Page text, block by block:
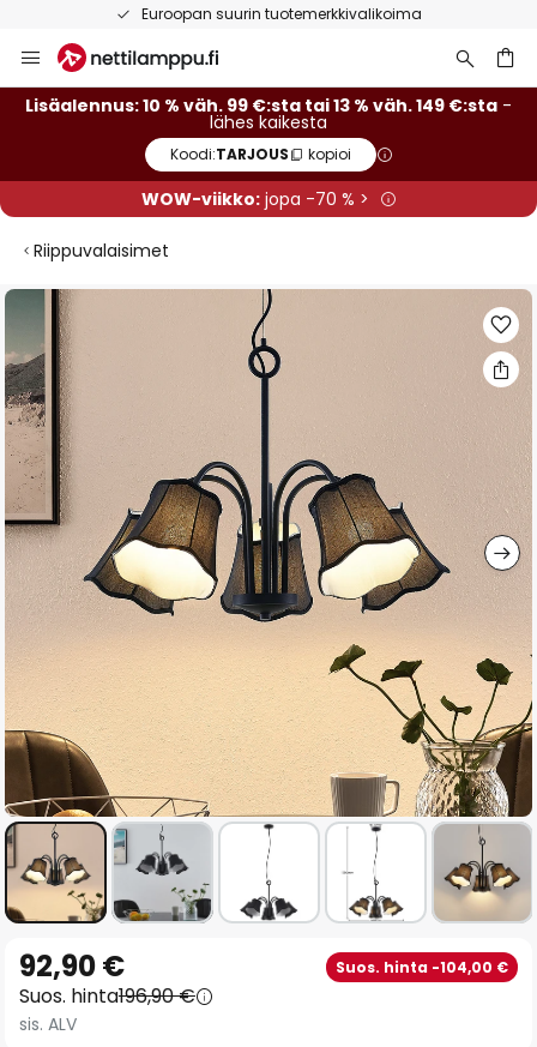
Euroopan suurin tuotemerkkivalikoima
to
Content
Lisäalennus: 10 % väh. 99 €:sta tai 13 % väh. 149 €:sta -
lähes kaikesta
Koodi:TARJOUS kopioi
WOW-viikko:jopa -70 % >
Riippuvalaisimet
Skip
the
end
of
the
images
gallery
to
the
beginning
92,90 € Suos. hinta -104,00 €
Suos. hinta196,90 €
sis. ALV